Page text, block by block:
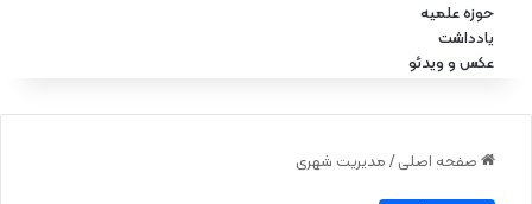
حوزه علمیه
یادداشت
عکس و ویدئو
صفحه اصلی / مدیریت شهری